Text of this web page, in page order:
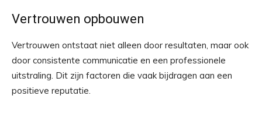
Vertrouwen opbouwen
Vertrouwen ontstaat niet alleen door resultaten, maar ook
door consistente communicatie en een professionele
uitstraling. Dit zijn factoren die vaak bijdragen aan een
positieve reputatie.